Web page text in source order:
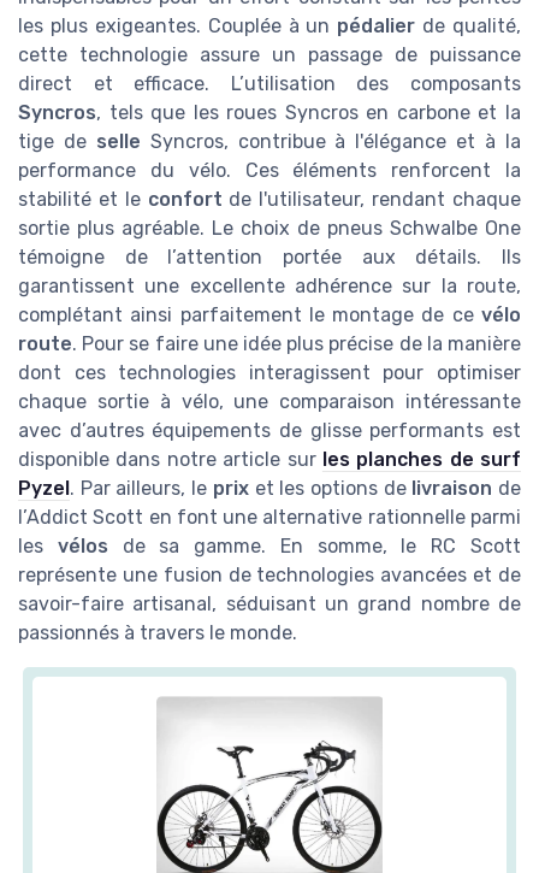
les plus exigeantes. Couplée à un pédalier de qualité,
cette technologie assure un passage de puissance
direct et efficace. L’utilisation des composants
Syncros, tels que les roues Syncros en carbone et la
tige de selle Syncros, contribue à l'élégance et à la
performance du vélo. Ces éléments renforcent la
stabilité et le confort de l'utilisateur, rendant chaque
sortie plus agréable. Le choix de pneus Schwalbe One
témoigne de l’attention portée aux détails. Ils
garantissent une excellente adhérence sur la route,
complétant ainsi parfaitement le montage de ce vélo
route. Pour se faire une idée plus précise de la manière
dont ces technologies interagissent pour optimiser
chaque sortie à vélo, une comparaison intéressante
avec d’autres équipements de glisse performants est
disponible dans notre article sur les planches de surf
Pyzel. Par ailleurs, le prixet les options de livraison de
l’Addict Scott en font une alternative rationnelle parmi
les vélos de sa gamme. En somme, le RC Scott
représente une fusion de technologies avancées et de
savoir-faire artisanal, séduisant un grand nombre de
passionnés à travers le monde.